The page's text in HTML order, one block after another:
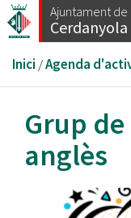
Vés
al
Ajuntament de
Cerdanyola
Esteu
aquí
Inici /Agenda
Grup
anglès